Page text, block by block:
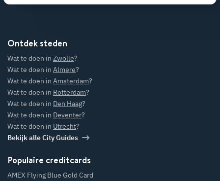
Ontdek steden
Wat te doen in Zwolle?
Wat te doen in Almere?
Wat te doen in Amsterdam?
Wat te doen in Rotterdam?
Wat te doen in Den Haag?
Wat te doen in Deventer?
Wat te doen in Utrecht?
Bekijk alle City Guides
Populaire creditcards
AMEX Flying Blue Gold Card